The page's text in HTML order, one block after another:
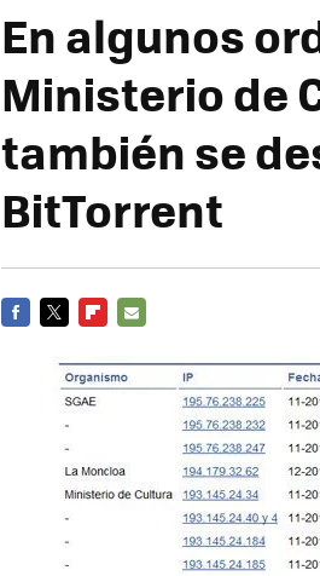
En algunos
Ministerio de
también se
BitTorrent
MAIL